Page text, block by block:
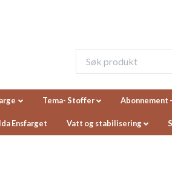
Tema- Stoffer Abonnement
Ensfarget Vatt og stabilisering